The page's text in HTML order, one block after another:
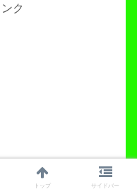
ク
トップ サイドバー